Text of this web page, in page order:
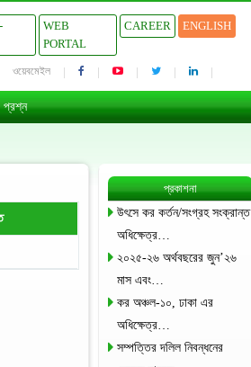
WEB
PORTAL
CAREER ENGLISH
ওয়েবমেইল
প্রশ্ন
প্রকাশনা
উৎসে কর কর্তন/সংগ্রহ সংক্রান্ত
অধিক্ষেত্র…
২০২৫-২৬ অর্থবছরের জুন’২৬
মাস এবং…
কর অঞ্চল-১০, ঢাকা এর
অধিক্ষেত্র…
সম্পত্তির দলিল নিবন্ধনের